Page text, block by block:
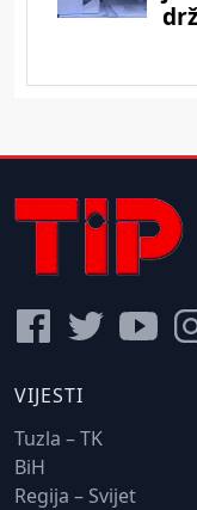
VIJESTI
Tuzla – TK
BiH
Regija – Svijet